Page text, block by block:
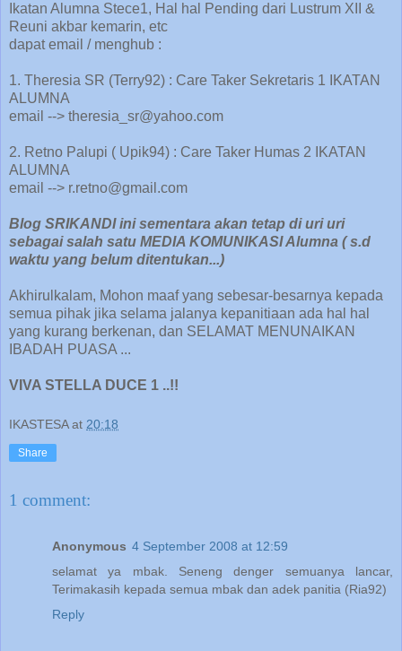
Ikatan Alumna Stece1, Hal hal Pending dari Lustrum XII &
Reuni akbar kemarin, etc
dapat email / menghub :
1. Theresia SR (Terry92) : Care Taker Sekretaris 1 IKATAN
ALUMNA
email --> theresia_sr@yahoo.com
2. Retno Palupi ( Upik94) : Care Taker Humas 2 IKATAN
ALUMNA
email --> r.retno@gmail.com
Blog SRIKANDI ini sementara akan tetap di uri uri
sebagai salah satu MEDIA KOMUNIKASI Alumna ( s.d
waktu yang belum ditentukan...)
Akhirulkalam, Mohon maaf yang sebesar-besarnya kepada
semua pihak jika selama jalanya kepanitiaan ada hal hal
yang kurang berkenan, dan SELAMAT MENUNAIKAN
IBADAH PUASA ...
VIVA STELLA DUCE 1 ..!!
IKASTESA at 20:18
Share
1 comment:
Anonymous 4 September 2008 at 12:59
selamat ya mbak. Seneng denger semuanya lancar,
Terimakasih kepada semua mbak dan adek panitia (Ria92)
Reply